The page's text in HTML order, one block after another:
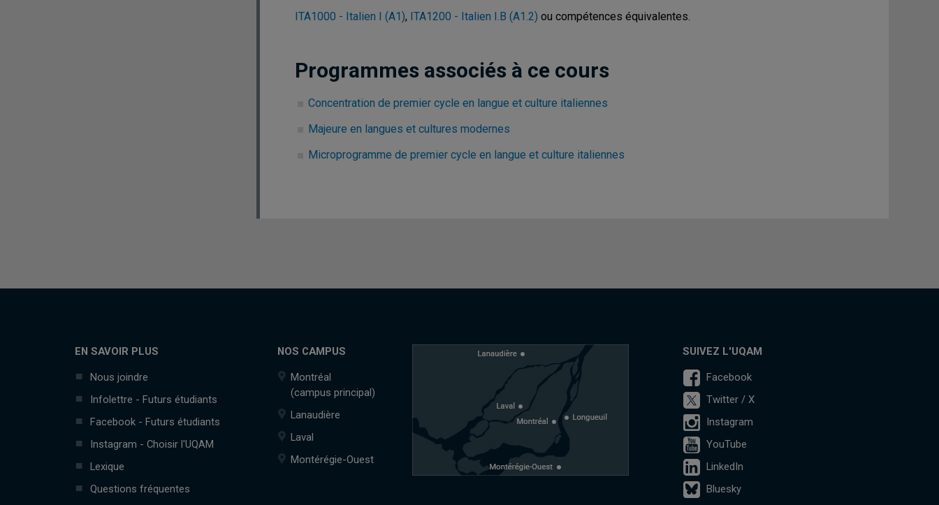
ITA1000 - Italien I (A1), ITA1200 - Italien I.B (A1.2) ou compétences équivalentes.
Programmes associés à ce cours
Concentration de premier cycle en langue et culture italiennes
Majeure en langues et cultures modernes
Microprogramme de premier cycle en langue et culture italiennes
EN SAVOIR PLUS
Nous joindre
Infolettre - Futurs étudiants
Facebook - Futurs étudiants
Instagram - Choisir l'UQAM
Lexique
Questions fréquentes
NOS CAMPUS
Montréal
(campus principal)
Lanaudière
Laval
Montérégie-Ouest
SUIVEZ L'UQAM
Facebook
Twitter / X
Instagram
YouTube
LinkedIn
Bluesky